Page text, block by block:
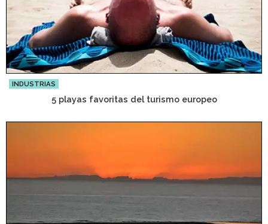
INDUSTRIAS
5 playas favoritas del turismo europeo